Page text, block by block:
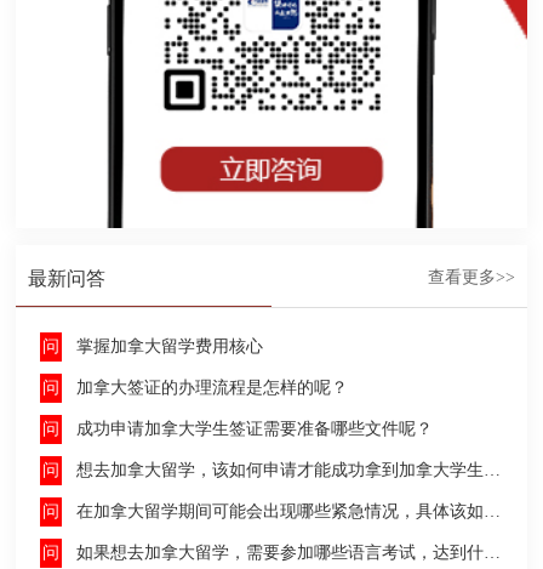
最新问答 查看更多>>
掌握加拿大留学费用核心
加拿大签证的办理流程是怎样的呢？
成功申请加拿大学生签证需要准备哪些文件呢？
想去加拿大留学，该如何申请才能成功拿到加拿大学生签证呢？
在加拿大留学期间可能会出现哪些紧急情况，具体该如何去处理这些紧急情况呢？
如果想去加拿大留学，需要参加哪些语言考试，达到什么水平才能申请呢？